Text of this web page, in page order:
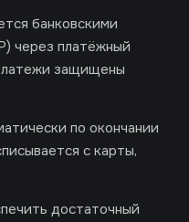
банковскими
через платёжный
защищены
по окончании
с карты,
достаточный